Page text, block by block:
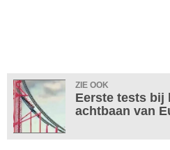
ZIE OOK
Eerste tests bij
achtbaan van